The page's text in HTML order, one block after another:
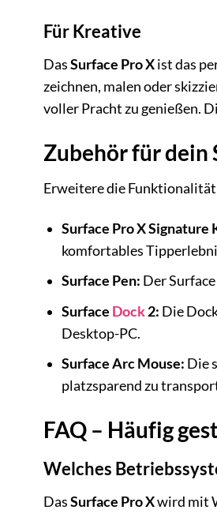
Für Kreative
DasSurface Pro Xist das
zeichnen, malen oder
voller Pracht zu genießen.
Zubehör für dein
Erweitere die Funktionalität
Surface Pro X Signature
komfortables
Surface Pen: Der
Surface Dock2: Die
Desktop-PC.
Surface Arc Mouse: Die
platzsparend zu
FAQ – Häufig
Welches
DasSurface Pro Xwird mit